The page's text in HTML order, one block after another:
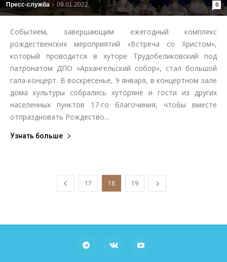
Пресс-служба - 09.01.2022 0
Событием, завершающим ежегодный комплекс
рождественских мероприятий «Встреча со Христом»,
который проводится в хуторе Трудобеликовский под
патронатом ДПО «Архангельский собор», стал большой
гала-концерт. В воскресенье, 9 января, в концертном зале
дома культуры собрались хуторяне и гости из других
населенных пунктов 17-го благочиния, чтобы вместе
отпраздновать Рождество...
Узнать больше
17 18 19